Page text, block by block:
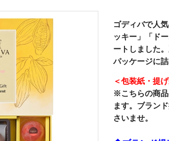
ゴディバで人
ッキー」「ド
ートしました
パッケージに
＜包装紙・提
※こちらの商品
ます。ブラン
さいませ。